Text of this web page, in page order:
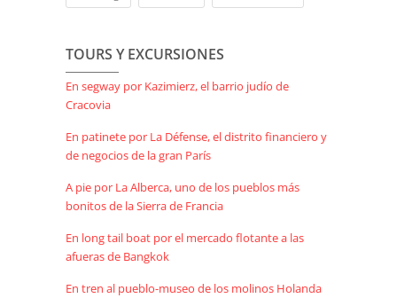
TOURS Y EXCURSIONES
En segway por Kazimierz, el barrio judío de
Cracovia
En patinete por La Défense, el distrito financiero y
de negocios de la gran París
A pie por La Alberca, uno de los pueblos más
bonitos de la Sierra de Francia
En long tail boat por el mercado flotante a las
afueras de Bangkok
En tren al pueblo-museo de los molinos Holanda